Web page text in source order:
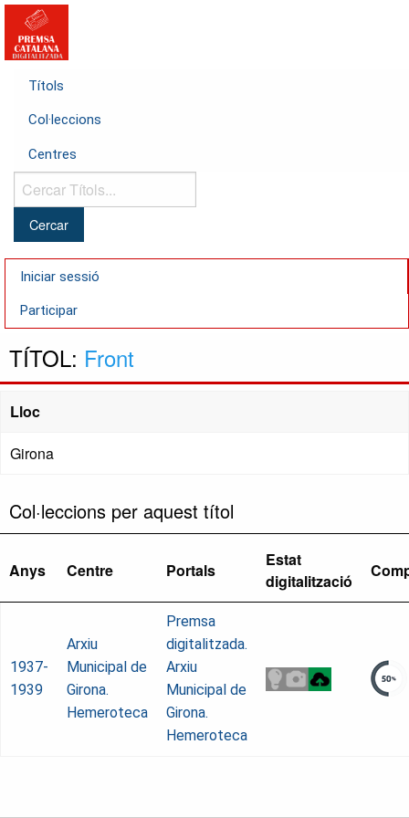
Títols
Col·leccions
Centres
Cercar
Títols...
Iniciar sessió
Participar
TÍTOL: Front
Lloc
Girona
Col·leccions per aquest títol
Anys Centre Portals
Estat
digitalització
1937-
1939
Arxiu
Municipal de
Girona.
Hemeroteca
Premsa
digitalitzada.
Arxiu
Municipal de
Girona.
Hemeroteca